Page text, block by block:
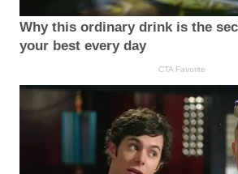
Why this ordinary drink is the
your best every day
CTA Favorite